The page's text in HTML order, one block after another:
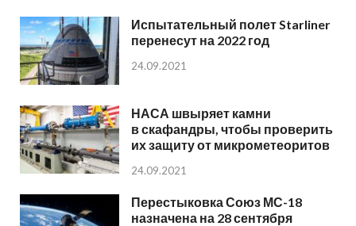
Испытательный полет Starliner
перенесут на 2022 год
24.09.2021
НАСА швыряет камни
в скафандры, чтобы проверить
их защиту от микрометеоритов
24.09.2021
Перестыковка Союз МС-18
назначена на 28 сентября